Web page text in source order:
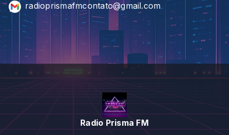
radioprismafmcontato@gmail.com
Radio Prisma FM